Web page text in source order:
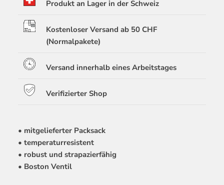
Produkt an Lager in der Schweiz
Kostenloser Versand ab 50 CHF
(Normalpakete)
Versand innerhalb eines Arbeitstages
Verifizierter Shop
• mitgelieferter Packsack
• temperaturresistent
• robust und strapazierfähig
• Boston Ventil